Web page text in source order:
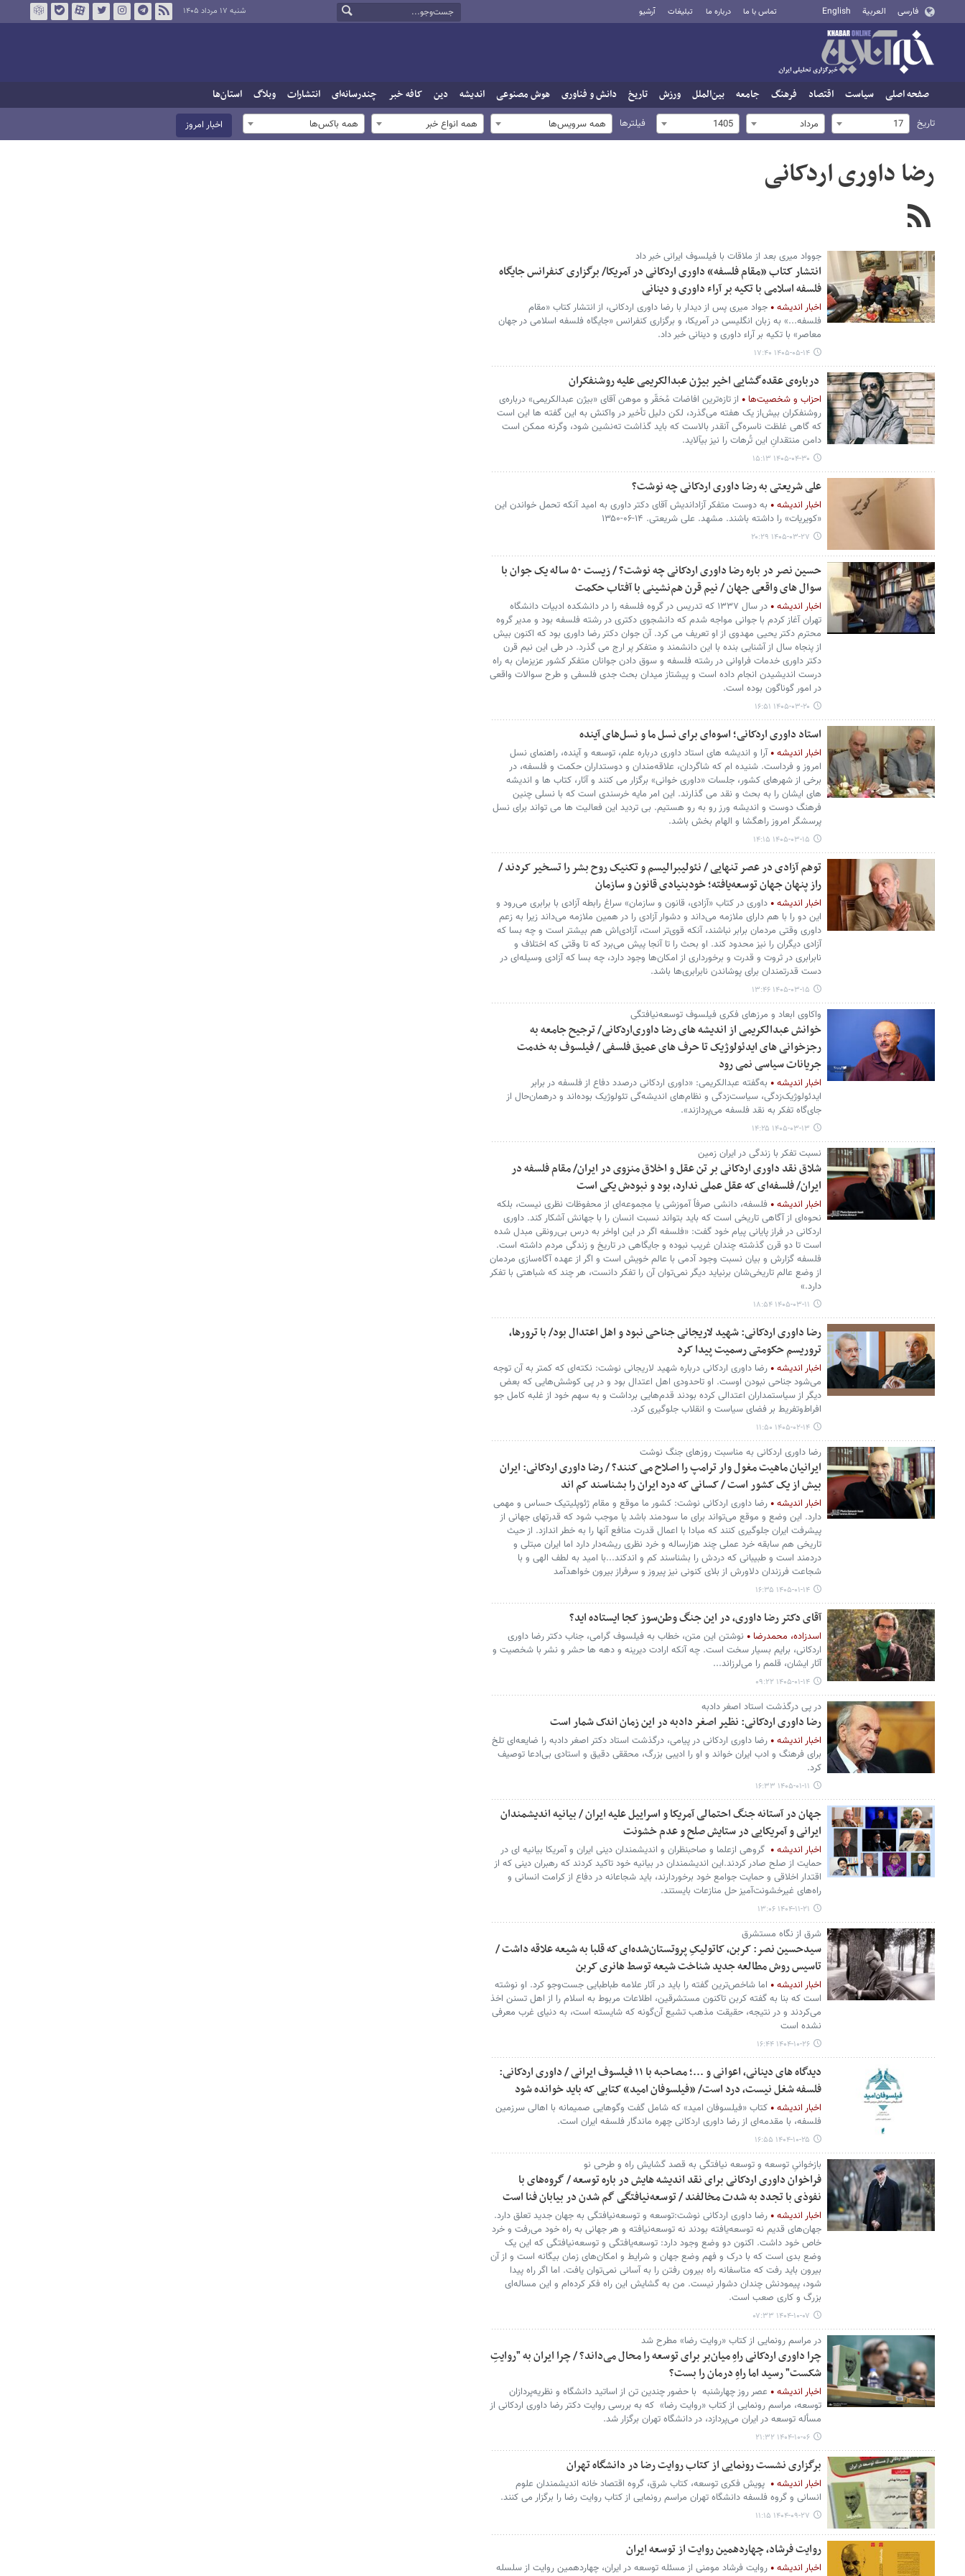
فارسی العربية English تماس با ما درباره ما تبلیغات آرشیو شنبه ۱۷ مرداد ۱۴۰۵
صفحه اصلی سیاست اقتصاد فرهنگ جامعه بین‌الملل ورزش تاریخ دانش و فناوری هوش مصنوعی اندیشه دین کافه خبر چندرسانه‌ای انتشارات وبلاگ استان‌ها
تاریخ 17 مرداد 1405 فیلترها همه سرویس‌ها همه انواع خبر همه باکس‌ها اخبار امروز
رضا داوری اردکانی
جوواد میری بعد از ملاقات با فیلسوف ایرانی خبر داد
انتشار کتاب «مقام فلسفه» داوری اردکانی در آمریکا/ برگزاری کنفرانس جایگاه
فلسفه اسلامی با تکیه بر آراء داوری و دینانی
اخبار اندیشه
جواد میری پس از دیدار با رضا داوری اردکانی، از انتشار کتاب «مقام
فلسفه...» به زبان انگلیسی در آمریکا، و برگزاری کنفرانس «جایگاه فلسفه اسلامی در جهان
معاصر» با تکیه بر آراء داوری و دینانی خبر داد.
۱۴۰۵-۰۵-۱۴ ۱۷:۴۰
درباره‌ی عقده‌گشایی اخیر بیژن‌ عبدالکریمی علیه روشنفکران
احزاب و شخصیت‌ها
از تازه‌ترین افاضات مُحَقّر و موهن آقای «بیژن عبدالکریمی» درباره‌ی
روشنفکران بیش‌از یک هفته می‌گذرد، لکن دلیل تأخیر در واکنش به این گفته ها این است
که گاهی‌ غلظت‌ ناسره‌گی آنقدر بالاست که باید گذاشت ته‌نشین شود، وگرنه ممکن‌ است
دامن منتقدانِ این تُرهات را نیز بیآلاید.
۱۴۰۵-۰۴-۳۰ ۱۵:۱۳
علی شریعتی به رضا داوری اردکانی چه نوشت؟
اخبار اندیشه
به دوست متفکر آزاداندیش آقای دکتر داوری به امید آنکه تحمل خواندن این
«کویریات» را داشته باشند. مشهد. علی شریعتی. ۱۴-۰۶-۱۳۵۰
۱۴۰۵-۰۳-۲۷ ۲۰:۲۹
حسین نصر در باره رضا داوری اردکانی چه نوشت؟ / زیست ۵۰ ساله یک جوان با
سوال های واقعی جهان / نیم قرن هم‌نشینی با آفتاب حکمت
اخبار اندیشه
در سال ۱۳۳۷ که تدریس در گروه فلسفه را در دانشکده ادبیات دانشگاه
تهران آغاز کردم با جوانی مواجه شدم که دانشجوی دکتری در رشته فلسفه بود و مدیر گروه
محترم دکتر یحیی مهدوی از او تعریف می کرد. آن جوان دکتر رضا داوری بود که اکنون بیش
از پنجاه سال از آشنایی بنده با این دانشمند و متفکر پر ارج می گذرد. در طی این نیم قرن
دکتر داوری خدمات فراوانی در رشته فلسفه و سوق دادن جوانان متفکر کشور عزیزمان به راه
درست اندیشیدن انجام داده است و پیشتاز میدان بحث جدی فلسفی و طرح سوالات واقعی
در امور گوناگون بوده است.
۱۴۰۵-۰۳-۲۰ ۱۶:۵۱
استاد داوری اردکانی؛ اسوه‌ای برای نسل ما و نسل‌های آینده
اخبار اندیشه
آرا و اندیشه های استاد داوری درباره علم، توسعه و آینده، راهنمای نسل
امروز و فرداست. شنیده ام که شاگردان، علاقه‌مندان و دوستداران حکمت و فلسفه، در
برخی از شهرهای کشور، جلسات «داوری خوانی» برگزار می کنند و آثار، کتاب ها و اندیشه
های ایشان را به بحث و نقد می گذارند. این امر مایه خرسندی است که با نسلی چنین
فرهنگ دوست و اندیشه ورز رو به رو هستیم. بی تردید این فعالیت ها می تواند برای نسل
پرسشگر امروز راهگشا و الهام بخش باشد.
۱۴۰۵-۰۳-۱۵ ۱۴:۱۵
توهم آزادی در عصر تنهایی / نئولیبرالیسم و تکنیک روح بشر را تسخیر کردند /
راز پنهان جهان توسعه‌یافته؛ خودبنیادی قانون و سازمان
اخبار اندیشه
داوری در کتاب «آزادی، قانون و سازمان» سراغ رابطه آزادی با برابری می‌رود و
این دو را با هم دارای ملازمه می‌داند و دشوار آزادی را در همین ملازمه می‌داند زیرا به زعم
داوری وقتی مردمان برابر نباشند، آنکه قوی‌تر است، آزادی‌اش هم بیشتر است و چه بسا که
آزادی دیگران را نیز محدود کند. او بحث را تا آنجا پیش می‌برد که تا وقتی که اختلاف و
نابرابری در ثروت و قدرت و برخورداری از امکان‌ها وجود دارد، چه بسا که آزادی وسیله‌ای در
دست قدرتمندان برای پوشاندن نابرابری‌ها باشد.
۱۴۰۵-۰۳-۱۵ ۱۳:۴۶
واکاوی ابعاد و مرزهای فکری فیلسوف توسعه‌نیافتگی
خوانش عبدالکریمی از اندیشه های رضا داوری‌اردکانی/ ترجیح جامعه به
رجزخوانی های ایدئولوژیک تا حرف های عمیق فلسفی / فیلسوف به خدمت
جریانات سیاسی نمی رود
اخبار اندیشه
به‌گفته عبدالکریمی: «داوری اردکانی درصدد دفاع از فلسفه در برابر
ایدئولوژیک‌زدگی، سیاست‌زدگی و نظام‌های اندیشه‌گی تئولوژیک بوده‌اند و درهمان‌حال از
جای‌گاه تفکر به نقد فلسفه می‌پردازند».
۱۴۰۵-۰۳-۱۳ ۱۴:۲۵
نسبت تفکر با زندگی در ایران زمین
شلاق نقد داوری اردکانی بر تن عقل و اخلاق منزوی در ایران/ مقام فلسفه در
ایران/ فلسفه‌ای که عقل عملی ندارد، بود و نبودش یکی است
اخبار اندیشه
فلسفه، دانشی صرفاً آموزشی یا مجموعه‌ای از محفوظات نظری نیست، بلکه
نحوه‌ای از آگاهی تاریخی است که باید بتواند نسبت انسان را با جهانش آشکار کند. داوری
اردکانی در فراز پایانی پیام خود گفت: «فلسفه اگر در این اواخر به درس بی‌رونقی مبدل شده
است تا دو قرن گذشته چندان غریب نبوده و جایگاهی در تاریخ و زندگی مردم داشته است.
فلسفه گزارش و بیان نسبت وجود آدمی با عالم خویش است و اگر از عهده آگاه‌سازی مردمان
از وضع عالم تاریخی‌شان برنیاید دیگر نمی‌توان آن را تفکر دانست، هر چند که شباهتی با تفکر
دارد.»
۱۴۰۵-۰۳-۱۱ ۱۸:۵۴
رضا داوری اردکانی: شهید لاریجانی جناحی نبود و اهل اعتدال بود/ با ترورها،
تروریسم حکومتی رسمیت پیدا کرد
اخبار اندیشه
رضا داوری اردکانی درباره شهید لاریجانی نوشت:‌ نکته‌ای که کمتر به آن توجه
می‌شود جناحی نبودن اوست. او تاحدودی اهل اعتدال بود و در پی کوشش‌هایی که بعض
دیگر از سیاستمداران اعتدالی کرده بودند قدم‌هایی برداشت و به سهم خود از غلبه کامل جو
افراط‌وتفریط بر فضای سیاست و انقلاب جلوگیری کرد.
۱۴۰۵-۰۲-۱۴ ۱۱:۵۰
رضا داوری اردکانی به مناسبت روزهای جنگ نوشت
ایرانیان ماهیت مغول وار ترامپ را اصلاح می کنند؟ / رضا داوری اردکانی: ایران
بیش از یک کشور است / کسانی که درد ایران را بشناسند کم اند
اخبار اندیشه
رضا داوری اردکانی نوشت: کشور ما موقع و مقام ژئوپلیتیک حساس و مهمی
دارد. این وضع و موقع می‌تواند برای ما سودمند باشد یا موجب شود که قدرتهای جهانی از
پیشرفت ایران جلوگیری کنند که مبادا با اعمال قدرت منافع آنها را به خطر اندازد. از حیث
تاریخی هم سابقه خرد عملی چند هزارساله و خرد نظری ریشه‌دار دارد اما ایران مبتلی و
دردمند است و طبیبانی که دردش را بشناسند کم و اندکند...با امید به لطف الهی و با
شجاعت فرزندان دلاورش از بلای کنونی نیز پیروز و سرفراز بیرون خواهدآمد
۱۴۰۵-۰۱-۱۴ ۱۶:۳۵
آقای دکتر رضا داوری، در این جنگ وطن‌سوز کجا ایستاده اید؟
اسدزاده، محمدرضا
نوشتن این متن، خطاب به فیلسوف گرامی، جناب دکتر رضا داوری
اردکانی، برایم بسیار سخت است. چه آنکه ارادت دیرینه و دهه ها حشر و نشر با شخصیت و
آثار ایشان، قلمم را می‌لرزاند...
۱۴۰۵-۰۱-۱۴ ۰۹:۲۲
در پی درگذشت استاد اصغر دادبه
رضا داوری اردکانی: نظیر اصغر دادبه در این زمان اندک شمار است
اخبار اندیشه
رضا داوری اردکانی در پیامی، درگذشت استاد دکتر اصغر دادبه را ضایعه‌ای تلخ
برای فرهنگ و ادب ایران خواند و او را ادیبی بزرگ، محققی دقیق و استادی بی‌ادعا توصیف
کرد.
۱۴۰۵-۰۱-۱۱ ۱۶:۳۳
جهان در آستانه جنگ احتمالی آمریکا و اسراییل علیه ایران / بیانیه اندیشمندان
ایرانی و آمریکایی در ستایش صلح و عدم خشونت
اخبار اندیشه
گروهی ازعلما و صاحبنظران و اندیشمندان دینی ایران و آمریکا بیانیه ای در
حمایت از صلح صادر کردند.این اندیشمندان در بیانیه خود تاکید کردند که رهبران دینی که از
اقتدار اخلاقی و حمایت جوامع خود برخوردارند، باید شجاعانه در دفاع از کرامت انسانی و
راه‌های غیرخشونت‌آمیز حل منازعات بایستند.
۱۴۰۴-۱۱-۲۱ ۱۳:۰۶
شرق از نگاه مستشرق
سیدحسین نصر: کربن، کاتولیکِ پروتستان‌شده‌ای که قلبا به شیعه علاقه داشت /
تاسیس روش مطالعه جدید شناخت شیعه توسط هانری کربن
اخبار اندیشه
اما شاخص‌ترین گفته را باید در آثار علامه طباطبایی جست‌وجو کرد. او نوشته
است که بنا به گفته کربن تاکنون مستشرقین، اطلاعات مربوط به اسلام را از اهل تسنن اخذ
می‌کردند و در نتیجه، حقیقت مذهب تشیع آن‌گونه که شایسته است، به دنیای غرب معرفی
نشده است
۱۴۰۴-۱۰-۲۶ ۱۶:۴۴
دیدگاه های دینانی، اعوانی و ...؛ مصاحبه با ۱۱ فیلسوف ایرانی / داوری اردکانی:
فلسفه شغل نیست، درد است/ «فیلسوفان امید» کتابی که باید خوانده شود
اخبار اندیشه
کتاب «فیلسوفان امید» که شامل گفت وگوهایی صمیمانه با اهالی سرزمین
فلسفه، با مقدمه‌ای از رضا داوری اردکانی چهره ماندگار فلسفه ایران است.
۱۴۰۴-۱۰-۲۵ ۱۶:۵۵
بازخوانیِ توسعه‌ و توسعه نیافتگی به قصد گشایش راه و طرحی نو
فراخوان داوری اردکانی برای نقد اندیشه هایش در باره توسعه / گروه‌های با
نفوذی با تجدد به شدت مخالفند / توسعه‌نیافتگی گم شدن در بیابان فنا است
اخبار اندیشه
رضا داوری اردکانی نوشت:‌توسعه و توسعه‌‎نیافتگی به جهان جدید تعلق دارد.
جهان‌های قدیم نه توسعه‌یافته بودند نه توسعه‌نیافته و هر جهانی به راه خود می‌رفت و خرد
خاص خود داشت. اکنون دو وضع وجود دارد: توسعه‌یافتگی و توسعه‌نیافتگی که این یک
وضع بدی است که با درک و فهم وضع جهان و شرایط و امکان‌های زمان بیگانه است و از آن
بیرون باید رفت که متاسفانه راه بیرون رفتن را به آسانی نمی‌توان یافت. اما اگر راه پیدا
شود، پیمودنش چندان دشوار نیست. من به گشایش این راه فکر کرده‌ام و این مساله‌ای
بزرگ و کاری صعب است.
۱۴۰۴-۱۰-۰۷ ۰۷:۳۳
در مراسم رونمایی از کتاب «روایت رضا» مطرح شد
چرا داوری اردکانی راهِ میان‌بر برای توسعه را محال می‌داند؟ / چرا ایران به "روایتِ
شکست" رسید اما راهِ درمان را بست؟
اخبار اندیشه
عصر روز چهارشنبه با حضور چندین تن از اساتید دانشگاه و نظریه‌پردازان
توسعه، مراسم رونمایی از کتاب «روایت رضا» که به بررسی روایت دکتر رضا داوری اردکانی از
مسأله توسعه در ایران می‌پردازد، در دانشگاه‌ تهران برگزار شد.
۱۴۰۴-۱۰-۰۶ ۲۱:۳۲
برگزاری نشست رونمایی از کتاب روایت رضا در دانشگاه تهران
اخبار اندیشه
پویش فکری توسعه، کتاب شرق، گروه اقتصاد خانه اندیشمندان علوم
انسانی و گروه فلسفه دانشگاه تهران مراسم رونمایی از کتاب روایت رضا را برگزار می کنند.
۱۴۰۴-۰۹-۲۷ ۱۱:۱۵
روایت فرشاد، چهاردهمین روایت از توسعه ایران
اخبار اندیشه
روایت فرشاد مومنی از مسئله توسعه در ایران، چهاردهمین روایت از سلسله